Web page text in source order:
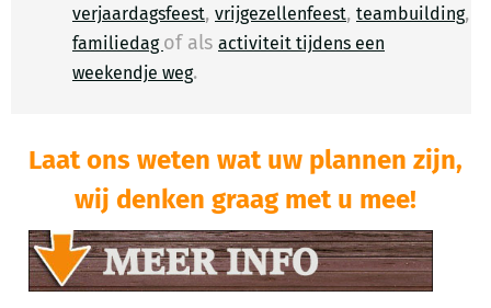
verjaardagsfeest, vrijgezellenfeest, teambuilding,
familiedag of als activiteit tijdens een
weekendje weg.
Laat ons weten wat uw plannen zijn,
wij denken graag met u mee!​